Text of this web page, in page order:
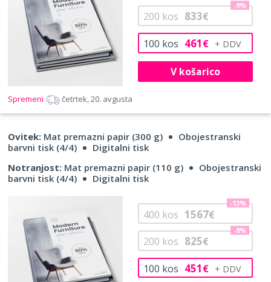
100 kos 461€
200 kos 833€
-9%
V košarico
Spremeni četrtek, 20. avgusta
Ovitek: Mat premazni papir (300 g)
Obojestranski
barvni tisk (4/4)
Digitalni tisk
Notranjost: Mat premazni papir (110 g)
Obojestranski
barvni tisk (4/4)
Digitalni tisk
100 kos 451€
200 kos 825€
-8%
400 kos 1567€
-13%